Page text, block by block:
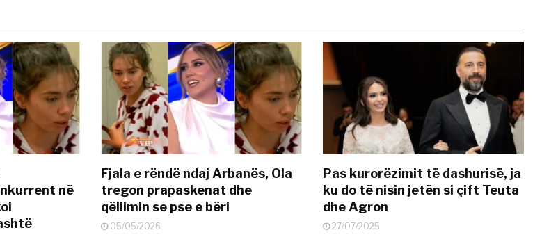
në
Fjala e rëndë ndaj Arbanës, Ola
tregon prapaskenat dhe
qëllimin se pse e bëri
05/05/2026
Pas kurorëzimit të dashurisë, ja
ku do të nisin jetën si çift Teuta
dhe Agron
27/07/2025